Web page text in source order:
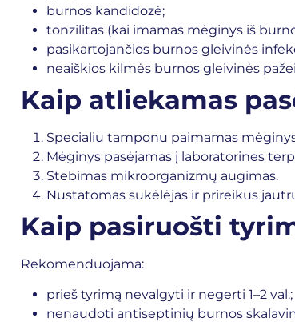
burnos kandidozė;
tonzilitas (kai imamas mėginys iš
pasikartojančios burnos gleivinės
neaiškios kilmės burnos gleivinės
Kaip atliekamas
Specialiu tamponu paimamas
Mėginys pasėjamas į laboratorines
Stebimas mikroorganizmų augimas.
Nustatomas sukėlėjas ir prireikus
Kaip pasiruošti
Rekomenduojama:
prieš tyrimą nevalgyti ir negerti 1–2 val.;
nenaudoti antiseptinių burnos